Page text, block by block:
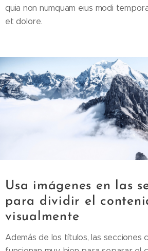
quia non numquam eius modi
et dolore.
Usa imágenes en las
para dividir el
visualmente
Además de los títulos, las secciones